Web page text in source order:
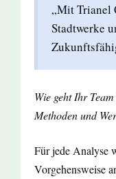
„Mit Trianel
Stadtwerke
Wie geht Ihr
Methoden und
Für jede Analyse
Vorgehensweise